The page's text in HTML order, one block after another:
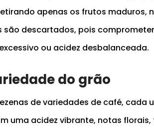
apenas os frutos maduros,
são descartados, pois
ou acidez desbalanceada.
do grão
de variedades de café,
uma acidez vibrante, notas